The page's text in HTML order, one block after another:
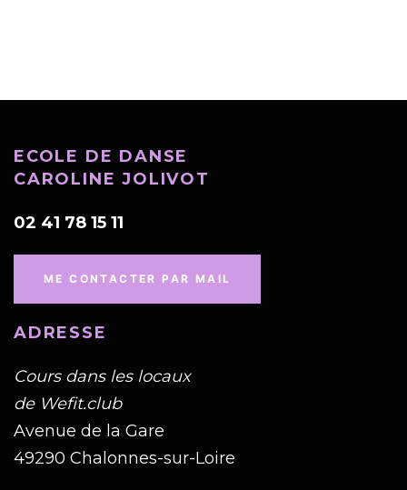
ECOLE DE DANSE
CAROLINE JOLIVOT
02 41 78 15 11
ME CONTACTER PAR MAIL
ADRESSE
Cours dans les locaux
de Wefit.club
Avenue de la Gare
49290 Chalonnes-sur-Loire